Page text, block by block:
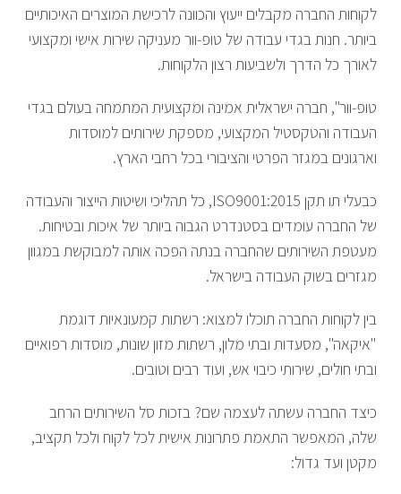
לקוחות החברה מקבלים ייעוץ והכוונה לרכישת המוצרים האיכותיים
ביותר. חנות בגדי עבודה של טופ-וור מעניקה שירות אישי ומקצועי
לאורך כל הדרך ולשביעות רצון הלקוחות.
טופ-וור", חברה ישראלית אמינה ומקצועית המתמחה בעולם בגדי
העבודה והטקסטיל המקצועי, מספקת שירותים למוסדות
וארגונים במגזר הפרטי והציבורי בכל רחבי הארץ.
כבעלי תו תקן ISO9001:2015, כל תהליכי ושיטות הייצור והעבודה
של החברה עומדים בסטנדרט הגבוה ביותר של איכות ובטיחות.
מעטפת השירותים שהחברה בנתה הפכה אותה למבוקשת במגוון
מגזרים בשוק העבודה בישראל.
בין לקוחות החברה תוכלו למצוא: רשתות קמעונאיות דוגמת
"איקאה", מסעדות ובתי מלון, רשתות מזון שונות, מוסדות רפואיים
ובתי חולים, שירותי כיבוי אש, ועוד רבים וטובים.
כיצד החברה עשתה לעצמה שם? בזכות סל השירותים הרחב
שלה, המאפשר התאמת פתרונות אישית לכל לקוח ולכל תקציב,
מקטן ועד גדול: